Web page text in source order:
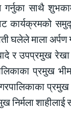
साथै
घलेले माला अर्पण
र उपप्रमुख
प्रमुख
प्रमुख
शाहीलाई